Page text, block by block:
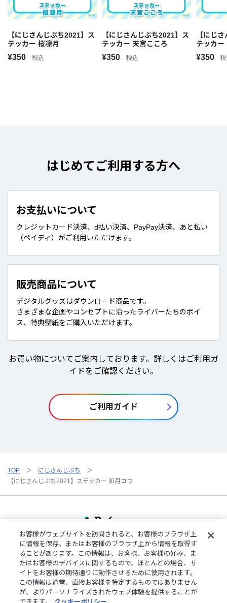
【にじさんじぷち2021】ス
テッカー 桜凛月
¥350 税込
【にじさんじぷち2021】ス
テッカー 天宮こころ
¥350 税込
【にじ
テッカー
¥350
はじめてご利用する方へ
お支払いについて
クレジットカード決済、d払い決済、PayPay決済、あと払い
（ペイディ）がご利用いただけます。
販売商品について
デジタルグッズはダウンロード商品です。
さまざまな企画やコンセプトに沿ったライバーたちのボイ
ス、特典壁紙をご購入いただけます。
お買い物についてご案内しております。詳しくはご利用ガ
イドをご確認ください。
ご利用ガイド
TOP
にじさんじぷち
【にじさんじぷち2021】ステッカー 卯月コウ
ご利用規約プライバシーポリシー
特定商取引法に基づく表記
ご利用ガイドよくある質問お問い合わせにじさんじ公式サイト
クッキーの詳細
お客様がウェブサイトを訪問されると、お客様のブラウザ上
に情報を保存、またはお客様のブラウザ上から情報を取得す
ることがあります。この情報は、お客様、お客様の好み、ま
たはお客様のデバイスに関するもので、ほとんどの場合、サ
イトをお客様の期待通りに動作させるために使用されます。
この情報は通常、直接お客様を特定するものではありません
が、よりパーソナライズされたウェブ体験を提供することが